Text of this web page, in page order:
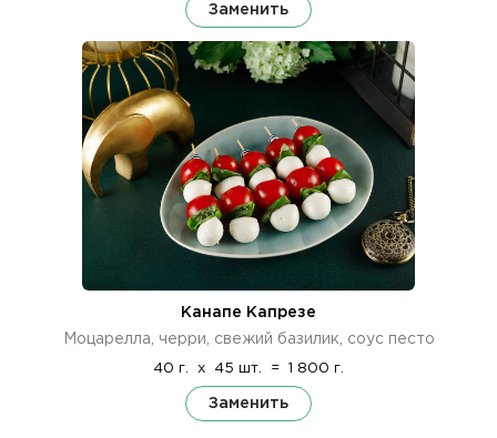
Заменить
Канапе Капрезе
Моцарелла, черри, свежий базилик, соус песто
40 г. x 45 шт. = 1 800 г.
Заменить